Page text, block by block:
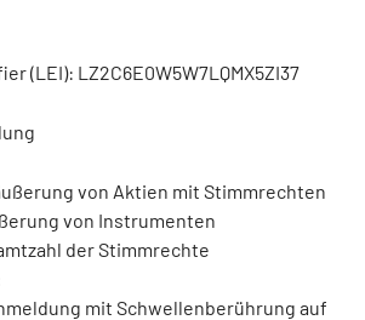
(LEI): LZ2C6E0W5W7LQMX5ZI37
von Aktien mit Stimmrechten
von Instrumenten
der Stimmrechte
mit Schwellenberührung auf